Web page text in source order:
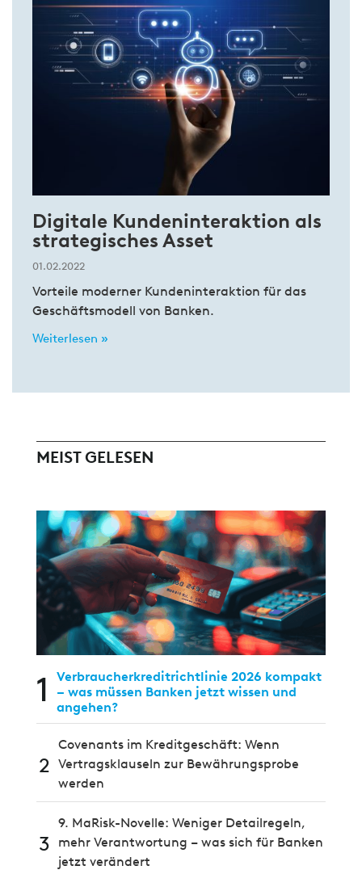
Digitale Kundeninteraktion als
strategisches Asset
01.02.2022
Vorteile moderner Kundeninteraktion für das
Geschäftsmodell von Banken.
Weiterlesen »
MEIST GELESEN
1
Verbraucherkreditrichtlinie 2026 kompakt
– was müssen Banken jetzt wissen und
angehen?
2
Covenants im Kreditgeschäft: Wenn
Vertragsklauseln zur Bewährungsprobe
werden
3
9. MaRisk-Novelle: Weniger Detailregeln,
mehr Verantwortung – was sich für Banken
jetzt verändert